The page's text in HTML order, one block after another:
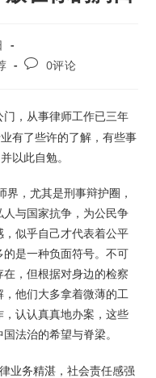
Post0评论
门，从事律师工作已三年
有了些许的了解，有些事
以此自勉。
界，尤其是刑事辩护圈，
与国家抗争，为公民争
似乎自己才代表着公平
是一种负面符号。不可
，但根据对身边的检察
他们大多拿着微薄的工
认认真真地办案，这些
法治的希望与脊梁。
业务精湛，社会责任感强